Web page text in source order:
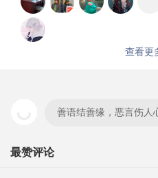
查看更
善语结善缘，恶言伤人
最赞评论